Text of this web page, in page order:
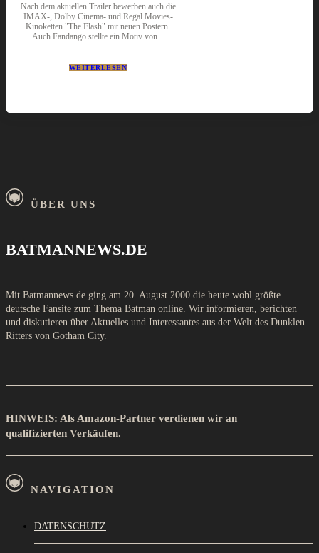
Nach dem aktuellen Trailer bewerben auch die
IMAX-, Dolby Cinema- und Regal Movies-
Kinoketten "The Flash" mit neuen Postern.
Auch Fandango stellte ein Motiv von...
WEITERLESEN
ÜBER UNS
BATMANNEWS.DE
Mit Batmannews.de ging am 20. August 2000 die heute wohl größte
deutsche Fansite zum Thema Batman online. Wir informieren, berichten
und diskutieren über Aktuelles und Interessantes aus der Welt des Dunklen
Ritters von Gotham City.
HINWEIS: Als Amazon-Partner verdienen wir an
qualifizierten Verkäufen.
NAVIGATION
DATENSCHUTZ